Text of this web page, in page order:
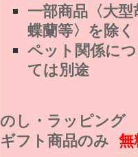
一部商品〈大型
蝶蘭等〉を除く
ペット関係に
ては別途
のし・ラッピン
ギフト商品のみ 無